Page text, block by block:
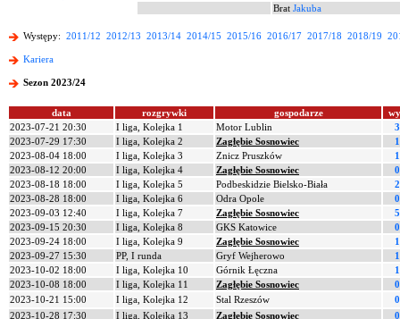
Brat Jakuba
Występy: 2011/12 2012/13 2013/14 2014/15 2015/16 2016/17 2017/18 2018/19
Kariera
Sezon 2023/24
data rozgrywki gospodarze
2023-07-21 20:30
I liga, Kolejka 1 Motor Lublin
2023-07-29 17:30
I liga, Kolejka 2 Zagłębie Sosnowiec
2023-08-04 18:00
I liga, Kolejka 3 Znicz Pruszków
2023-08-12 20:00
I liga, Kolejka 4 Zagłębie Sosnowiec
2023-08-18 18:00
I liga, Kolejka 5 Podbeskidzie Bielsko-Biała
2023-08-28 18:00
I liga, Kolejka 6 Odra Opole
2023-09-03 12:40
I liga, Kolejka 7 Zagłębie Sosnowiec
2023-09-15 20:30
I liga, Kolejka 8 GKS Katowice
2023-09-24 18:00
I liga, Kolejka 9 Zagłębie Sosnowiec
2023-09-27 15:30
PP, I runda Gryf Wejherowo
2023-10-02 18:00
I liga, Kolejka 10 Górnik Łęczna
2023-10-08 18:00
I liga, Kolejka 11 Zagłębie Sosnowiec
2023-10-21 15:00
I liga, Kolejka 12 Stal Rzeszów
2023-10-28 17:30
I liga, Kolejka 13 Zagłębie Sosnowiec